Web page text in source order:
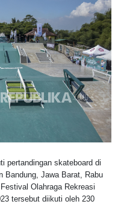
pertandingan skateboard di
Bandung, Jawa Barat, Rabu
Olahraga Rekreasi
tersebut diikuti oleh 230